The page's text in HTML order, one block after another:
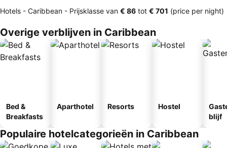
Hotels - Caribbean - Prijsklasse van ‎€ 86 tot ‎€ 701 (price per night)
Overige verblijven in Caribbean
Bed &
Breakfasts
Aparthotel Resorts Hostel
blijf
Populaire hotelcategorieën in Caribbean